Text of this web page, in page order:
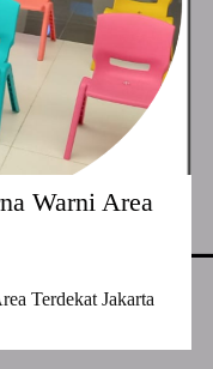
Warni Area
Terdekat Jakarta